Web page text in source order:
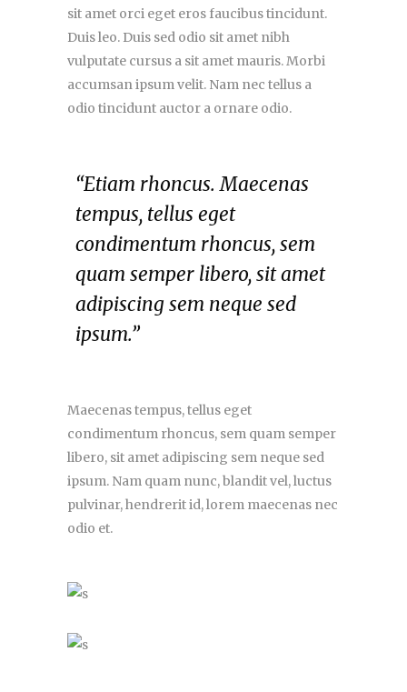
sit amet orci eget eros faucibus tincidunt.
Duis leo. Duis sed odio sit amet nibh
vulputate cursus a sit amet mauris. Morbi
accumsan ipsum velit. Nam nec tellus a
odio tincidunt auctor a ornare odio.
“Etiam rhoncus. Maecenas
tempus, tellus eget
condimentum rhoncus, sem
quam semper libero, sit amet
adipiscing sem neque sed
ipsum.”
Maecenas tempus, tellus eget
condimentum rhoncus, sem quam semper
libero, sit amet adipiscing sem neque sed
ipsum. Nam quam nunc, blandit vel, luctus
pulvinar, hendrerit id, lorem maecenas nec
odio et.